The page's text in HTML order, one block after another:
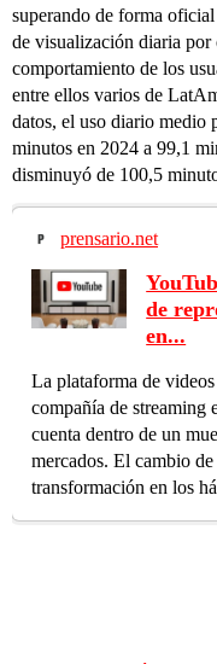
superando de forma
de visualización diaria por
comportamiento de los
entre ellos varios de
datos, el uso diario medio
minutos en 2024 a 99,1
disminuyó de 100,5
prensario.net
de
en...
La plataforma de
compañía de streaming
cuenta dentro de un
mercados. El cambio
transformación en los